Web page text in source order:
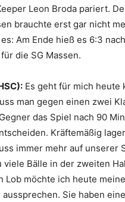
Leon Broda pariert.
brauchte erst gar nicht
Am Ende hieß es 6:3 nach
die SG Massen.
Es geht für mich heute
man gegen einen zwei
das Spiel nach 90
Kräftemäßig
immer mehr auf unserer
viele Bälle in der zweiten
Lob möchte ich heute
Sie haben